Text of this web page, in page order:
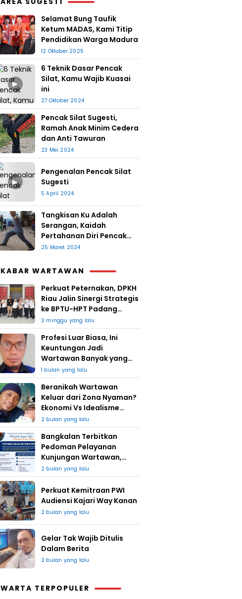
Selamat Bung Taufik
Ketum MADAS, Kami Titip
Pendidikan Warga Madura
12 Oktober 2025
▶
6 Teknik Dasar Pencak
Silat, Kamu Wajib Kuasai
ini
27 Oktober 2024
Pencak Silat Sugesti,
Ramah Anak Minim Cedera
dan Anti Tawuran
23 Mei 2024
▶
Pengenalan Pencak Silat
Sugesti
5 April 2024
Tangkisan Ku Adalah
Serangan, Kaidah
Pertahanan Diri Pencak
Sugesti
25 Maret 2024
KABAR WARTAWAN
Perkuat Peternakan, DPKH
Riau Jalin Sinergi Strategis
ke BPTU-HPT Padang
Mengatas
2 minggu yang lalu
Profesi Luar Biasa, Ini
Keuntungan Jadi
Wartawan Banyak yang
Takut
1 bulan yang lalu
Beranikah Wartawan
Keluar dari Zona Nyaman?
Ekonomi Vs Idealisme
Jurnalistik
2 bulan yang lalu
Bangkalan Terbitkan
Pedoman Pelayanan
Kunjungan Wartawan,
Redaksi : Bagus Jangan
Lari
2 bulan yang lalu
Perkuat Kemitraan PWI
Audiensi Kajari Way Kanan
2 bulan yang lalu
Gelar Tak Wajib Ditulis
Dalam Berita
2 bulan yang lalu
WARTA TERPOPULER